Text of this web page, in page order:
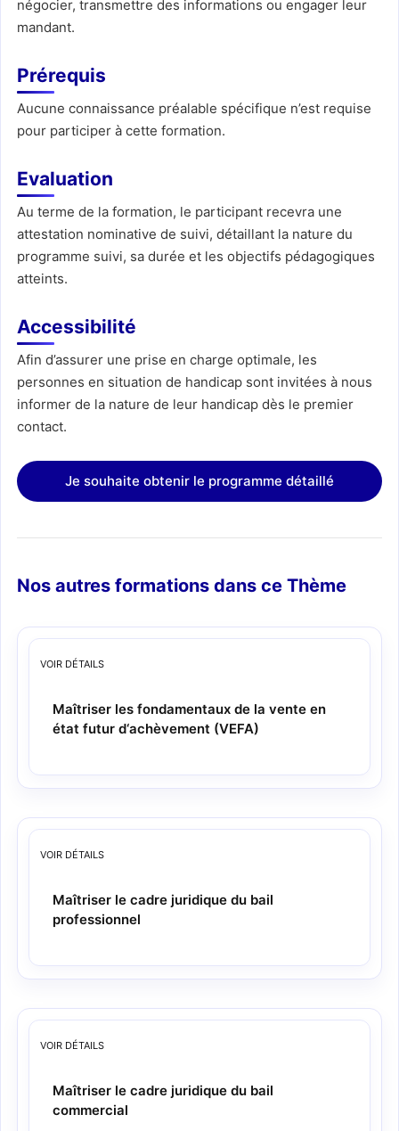
négocier, transmettre des informations ou engager leur
mandant.
Prérequis
Aucune connaissance préalable spécifique n’est requise
pour participer à cette formation.
Evaluation
Au terme de la formation, le participant recevra une
attestation nominative de suivi, détaillant la nature du
programme suivi, sa durée et les objectifs pédagogiques
atteints.
Accessibilité
Afin d’assurer une prise en charge optimale, les
personnes en situation de handicap sont invitées à nous
informer de la nature de leur handicap dès le premier
contact.
Nos autres formations dans ce Thème
VOIR DÉTAILS
Maîtriser les fondamentaux de la vente en
état futur d‘achèvement (VEFA)
VOIR DÉTAILS
Maîtriser le cadre juridique du bail
professionnel
VOIR DÉTAILS
Maîtriser le cadre juridique du bail
commercial